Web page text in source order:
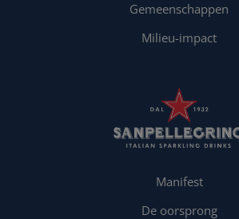
Gemeenschappen
Milieu-impact
Manifest
De oorsprong